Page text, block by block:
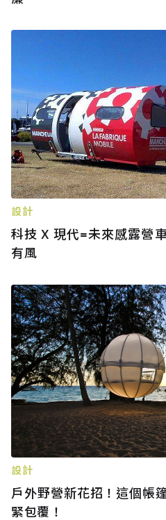
設計
科技 X 現代=未來感露營
有風
設計
戶外野營新花招！這個帳
緊包覆！